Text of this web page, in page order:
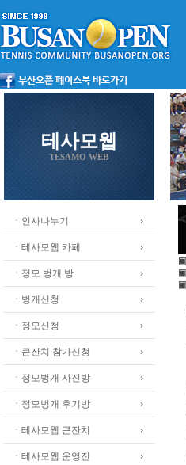
테사모웹
TESAMO WEB
ㆍ인사나누기
ㆍ테사모웹 카페
ㆍ정모 벙개 방
ㆍ벙개신청
ㆍ정모신청
ㆍ큰잔치 참가신청
ㆍ정모벙개 사진방
ㆍ정모벙개 후기방
ㆍ테사모웹 큰잔치
ㆍ테사모웹 운영진
▣
▣
▣